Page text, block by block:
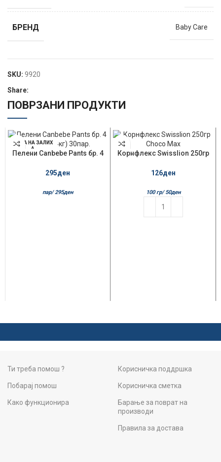
БРЕНД Baby Care
SKU: 9920
Share:
ПОВРЗАНИ ПРОДУКТИ
НЕМА НА ЗАЛИХ
А
Пелени Canbebe Pants бр. 4
295ден
пар/ 295ден
Корнфлекс Swisslion 250гр
126ден
100 гр/ 50ден
Ти треба помош ?
Побарај помош
Како функционира
Корисничка поддршка
Корисничка сметка
Барање за поврат на
производи
Правила за достава